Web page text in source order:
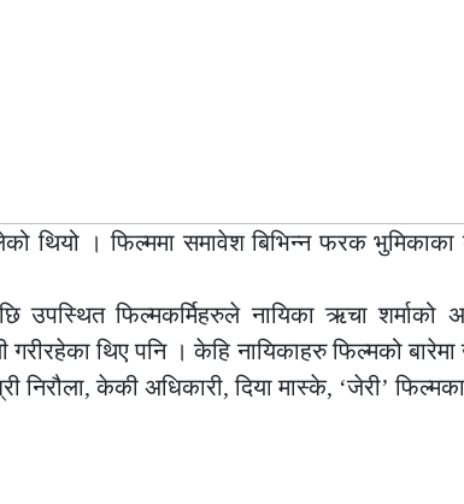
थियो । फिल्ममा समावेश बिभिन्न फरक
उपस्थित फिल्मकर्मिहरुले नायिका ऋचा
गरीरहेका थिए पनि । केहि नायिकाहरु फिल्मको
निरौला, केकी अधिकारी, दिया मास्के, ‘जेरी’